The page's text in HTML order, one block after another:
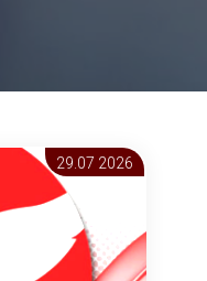
29.07 2026